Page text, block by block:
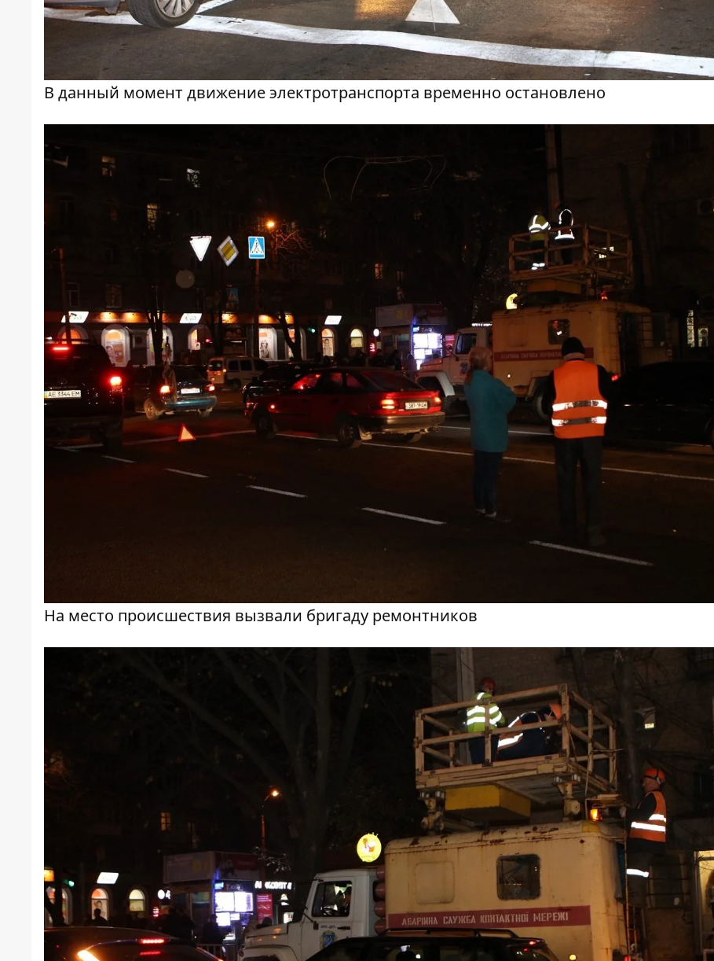
В данный момент движение электротранспорта временно остановлено
На место происшествия вызвали бригаду ремонтников